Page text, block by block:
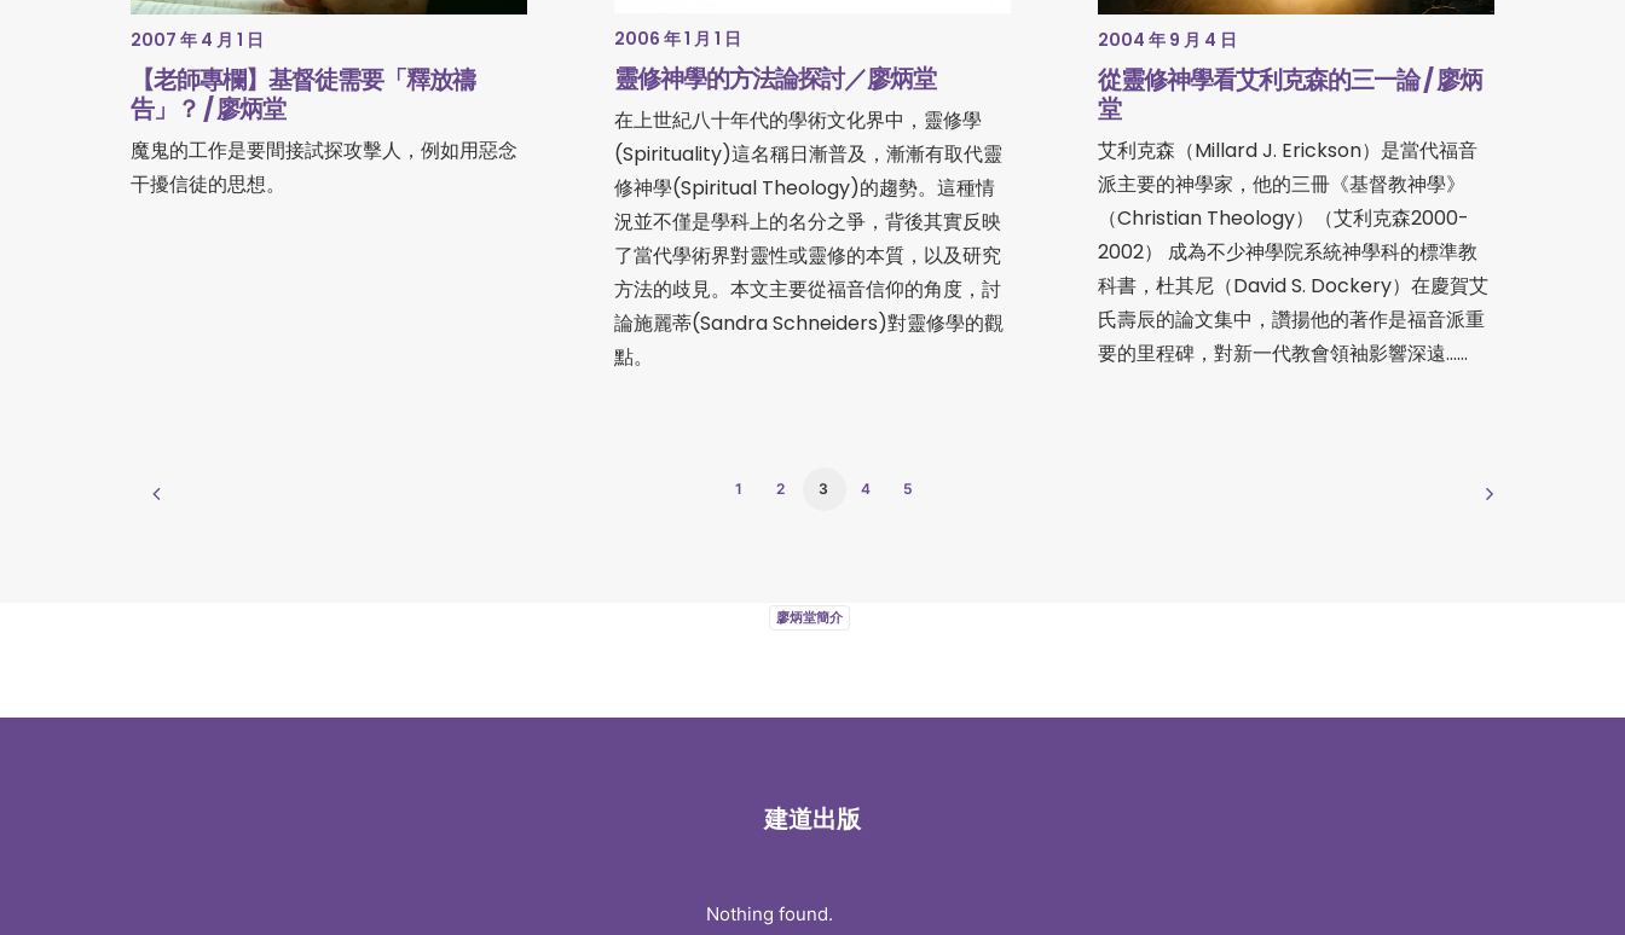
2007 年 4 月 1 日
【老師專欄】基督徒需要「釋放禱
告」？ / 廖炳堂
魔鬼的工作是要間接試探攻擊人，例如用惡念
干擾信徒的思想。
2006 年 1 月 1 日
靈修神學的方法論探討／廖炳堂
在上世紀八十年代的學術文化界中，靈修學
(Spirituality)這名稱日漸普及，漸漸有取代靈
修神學(Spiritual Theology)的趨勢。這種情
況並不僅是學科上的名分之爭，背後其實反映
了當代學術界對靈性或靈修的本質，以及研究
方法的歧見。本文主要從福音信仰的角度，討
論施麗蒂(Sandra Schneiders)對靈修學的觀
點。
2004 年 9 月 4 日
從靈修神學看艾利克森的三一論 / 廖炳
堂
艾利克森（Millard J. Erickson）是當代福音
派主要的神學家，他的三冊《基督教神學》
（Christian Theology）（艾利克森2000-
2002） 成為不少神學院系統神學科的標準教
科書，杜其尼（David S. Dockery）在慶賀艾
氏壽辰的論文集中，讚揚他的著作是福音派重
要的里程碑，對新一代教會領袖影響深遠......
1 2 3 4 5
廖炳堂簡介
建道出版
Nothing found.